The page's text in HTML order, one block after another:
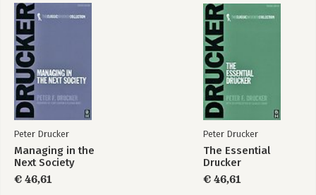
Peter Drucker
Managing in the
Next Society
€ 46,61
Peter Drucker
The Essential
Drucker
€ 46,61